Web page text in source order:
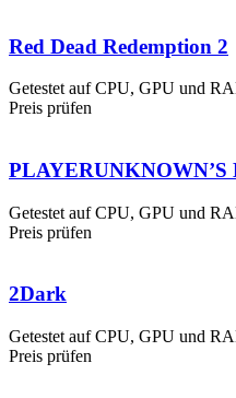
Red Dead Redemption 2
Getestet auf CPU, GPU und
Preis prüfen
Getestet auf CPU, GPU und
Preis prüfen
2Dark
Getestet auf CPU, GPU und
Preis prüfen